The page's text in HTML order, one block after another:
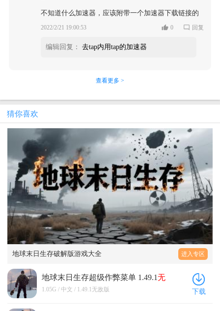
不知道什么加速器，应该附带一个加速器下载链接的
2022/2/21 19:00:53 0 回复
编辑回复： 去tap内用tap的加速器
查看更多 >
猜你喜欢
地球末日生存破解版游戏大全 进入专区
地球末日生存超级作弊菜单 1.49.1无
敌版
1.05G / 中文 / 1.49.1无敌版 下载